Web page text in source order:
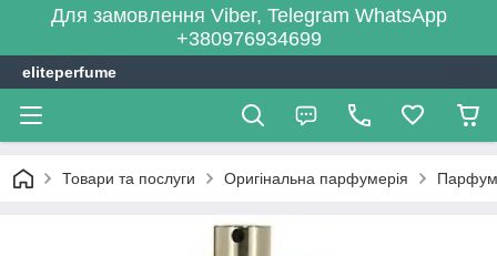
Для замовлення Viber, Telegram WhatsApp
+380976934699
eliteperfume
Товари та послуги Оригінальна парфумерія